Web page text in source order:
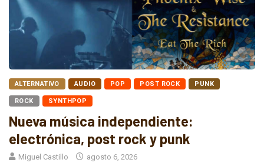
ALTERNATIVO AUDIO POP POST ROCK PUNK
ROCK SYNTHPOP
Nueva música independiente:
electrónica, post rock y punk
Miguel Castillo agosto 6, 2026